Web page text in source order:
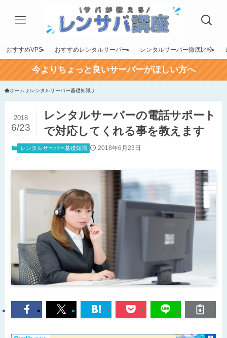
おすすめVPS おすすめレンタルサーバー レンタルサーバー徹底比較
今よりちょっと良いサーバーがほしい方へ
ホーム レンタルサーバー基礎知識
レンタルサーバーの電話サポート
で対応してくれる事を教えます
2018
6/23
レンタルサーバー基礎知識 2018年6月23日